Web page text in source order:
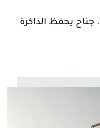
يحفظ الذاكرة